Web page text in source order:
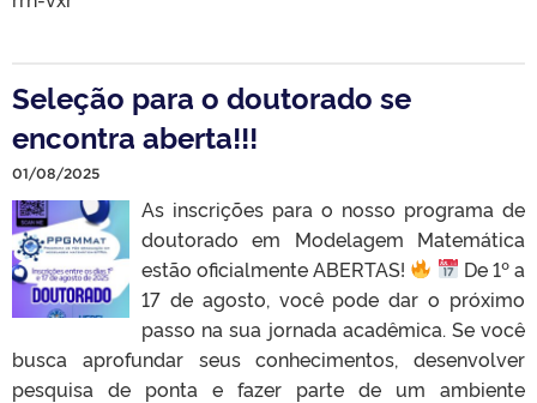
Seleção para o doutorado se
encontra aberta!!!
01/08/2025
As inscrições para o nosso programa de
doutorado em Modelagem Matemática
estão oficialmente ABERTAS!
De 1º a
17 de agosto, você pode dar o próximo
passo na sua jornada acadêmica. Se você
busca aprofundar seus conhecimentos, desenvolver
pesquisa de ponta e fazer parte de um ambiente